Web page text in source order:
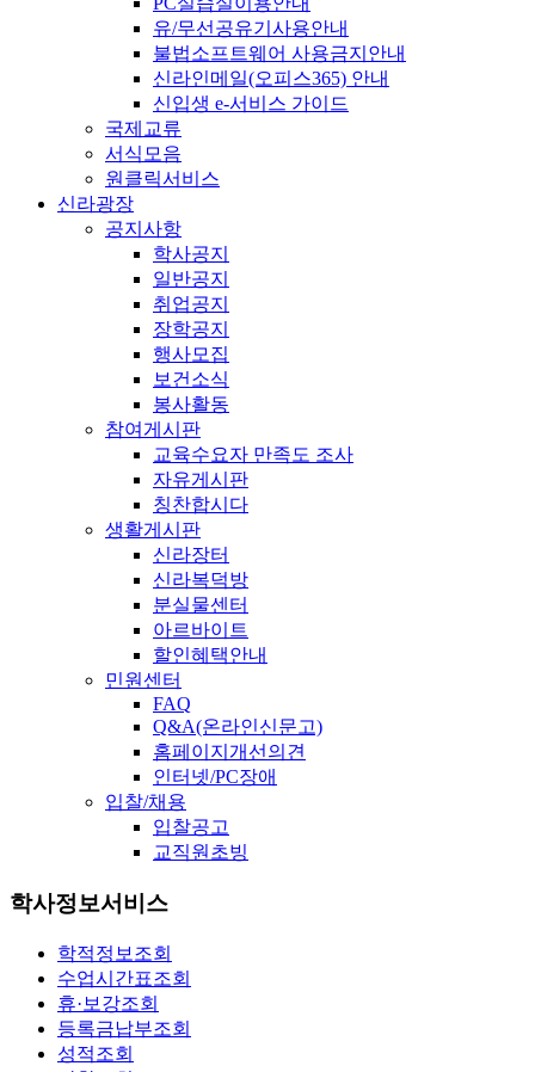
유/무선공유기사용안내
불법소프트웨어 사용금지안내
신라인메일(오피스365) 안내
신입생 e-서비스 가이드
국제교류
서식모음
원클릭서비스
신라광장
공지사항
학사공지
일반공지
취업공지
장학공지
행사모집
보건소식
봉사활동
참여게시판
교육수요자 만족도 조사
자유게시판
칭찬합시다
생활게시판
신라장터
신라복덕방
분실물센터
아르바이트
할인혜택안내
민원센터
FAQ
Q&A(온라인신문고)
홈페이지개선의견
인터넷/PC장애
입찰/채용
입찰공고
교직원초빙
학사정보서비스
학적정보조회
수업시간표조회
휴·보강조회
등록금납부조회
성적조회